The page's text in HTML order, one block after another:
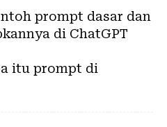
prompt dasar dan
di ChatGPT
itu prompt di